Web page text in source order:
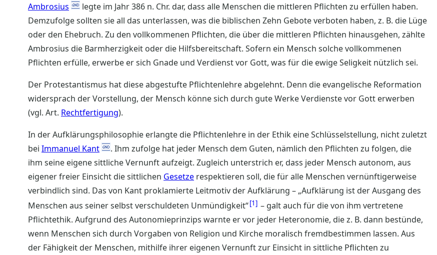
Ambrosius
legte im Jahr 386 n. Chr. dar, dass alle Menschen die mittleren Pflichten zu erfüllen haben.
Demzufolge sollten sie all das unterlassen, was die biblischen Zehn Gebote verboten haben, z. B. die Lüge
oder den Ehebruch. Zu den vollkommenen Pflichten, die über die mittleren Pflichten hinausgehen, zählte
Ambrosius die Barmherzigkeit oder die Hilfsbereitschaft. Sofern ein Mensch solche vollkommenen
Pflichten erfülle, erwerbe er sich Gnade und Verdienst vor Gott, was für die ewige Seligkeit nützlich sei.
Der Protestantismus hat diese abgestufte Pflichtenlehre abgelehnt. Denn die evangelische Reformation
widersprach der Vorstellung, der Mensch könne sich durch gute Werke Verdienste vor Gott erwerben
(vgl. Art. Rechtfertigung).
In der Aufklärungsphilosophie erlangte die Pflichtenlehre in der Ethik eine Schlüsselstellung, nicht zuletzt
bei Immanuel Kant
. Ihm zufolge hat jeder Mensch dem Guten, nämlich den Pflichten zu folgen, die
ihm seine eigene sittliche Vernunft aufzeigt. Zugleich unterstrich er, dass jeder Mensch autonom, aus
eigener freier Einsicht die sittlichen Gesetze respektieren soll, die für alle Menschen vernünftigerweise
verbindlich sind. Das von Kant proklamierte Leitmotiv der Aufklärung – „Aufklärung ist der Ausgang des
Menschen aus seiner selbst verschuldeten Unmündigkeit“ 1
– galt auch für die von ihm vertretene
Pflichtethik. Aufgrund des Autonomieprinzips warnte er vor jeder Heteronomie, die z. B. dann bestünde,
wenn Menschen sich durch Vorgaben von Religion und Kirche moralisch fremdbestimmen lassen. Aus
der Fähigkeit der Menschen, mithilfe ihrer eigenen Vernunft zur Einsicht in sittliche Pflichten zu